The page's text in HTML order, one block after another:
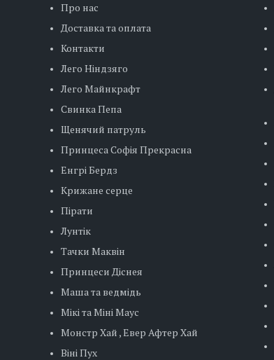
Про нас
Доставка та оплата
Контакти
Лего Ніндзяго
Лего Майнкрафт
Свинка Пепа
Щенячий патруль
Принцеса Софія Прекрасна
Енгрі Бердз
Крижане серце
Пірати
Лунтік
Тачки Маквін
Принцеси Діснея
Маша та ведмідь
Мікі та Міні Маус
Монстр Хай , Евер Афтер Хай
Віні Пух